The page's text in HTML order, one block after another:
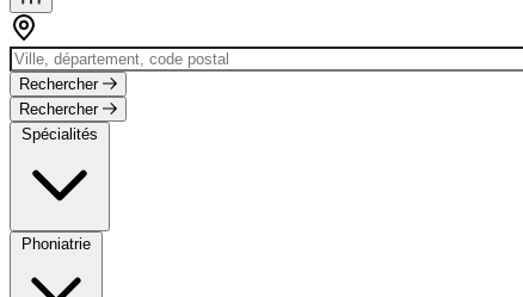
Rechercher
Rechercher
Spécialités
Phoniatrie